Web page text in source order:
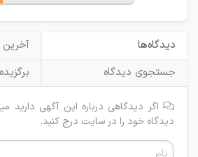
دیدگاه‌ها
جستجوی دیدگاه
اگر دیدگاهی درباره این آگهی دارید
دیدگاه خود را در سایت درج کنید.